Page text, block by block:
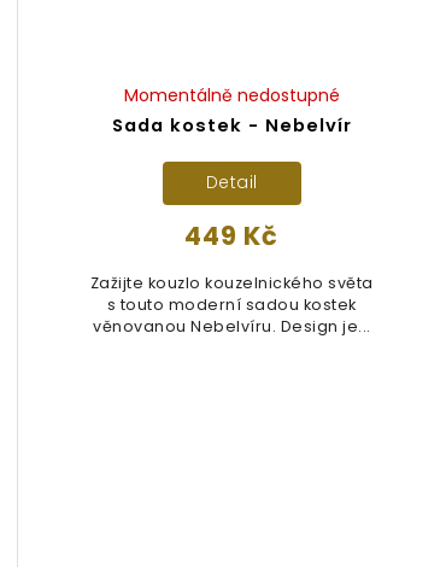
Sada kostek - Nebelvír
Momentálně nedostupné
449 Kč
Detail
Zažijte kouzlo kouzelnického světa
s touto moderní sadou kostek
věnovanou Nebelvíru. Design je...